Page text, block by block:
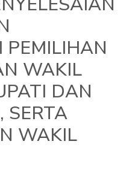
WAKIL
DAN
SERTA
WAKIL